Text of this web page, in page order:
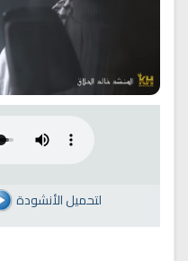
لتحميل الأنشودة